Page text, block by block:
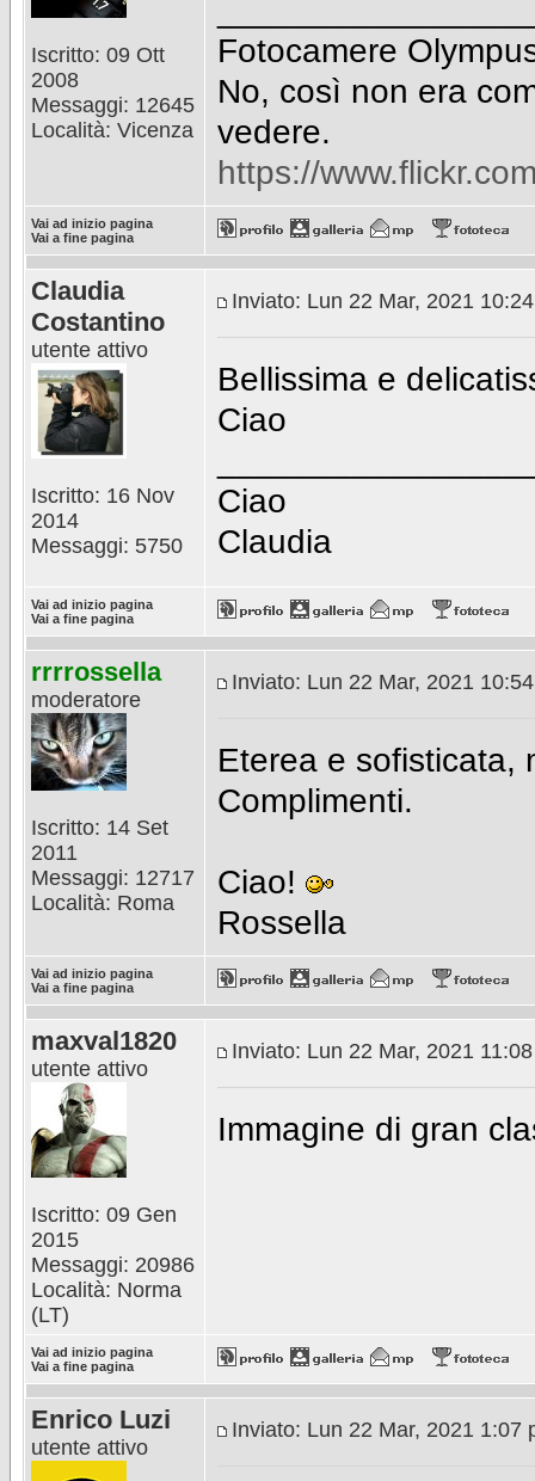
Iscritto: 09 Ott
2008
Messaggi: 12645
Località: Vicenza
Fotocamere
No, così non era
vedere.
https://
Vai ad inizio pagina
Vai a fine pagina
Claudia
Costantino
utente attivo
Iscritto: 16 Nov
2014
Messaggi: 5750
Inviato: Lun 22 Mar, 2021
Bellissima e
Ciao
Ciao
Claudia
Vai ad inizio pagina
Vai a fine pagina
rrrrossella
moderatore
Iscritto: 14 Set
2011
Messaggi: 12717
Località: Roma
Inviato: Lun 22 Mar, 2021
Eterea e sofisticata,
Complimenti.
Ciao!
Rossella
Vai ad inizio pagina
Vai a fine pagina
maxval1820
utente attivo
Iscritto: 09 Gen
2015
Messaggi: 20986
Località: Norma
(LT)
Inviato: Lun 22 Mar, 2021
Immagine di gran
Vai ad inizio pagina
Vai a fine pagina
Enrico Luzi
utente attivo
Inviato: Lun 22 Mar, 2021 1:07